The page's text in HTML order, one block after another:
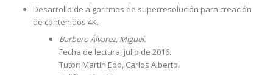
Desarrollo de algoritmos de superresolución para creación
de contenidos 4K.
Barbero Álvarez, Miguel.
Fecha de lectura: julio de 2016.
Tutor: Martín Edo, Carlos Alberto.